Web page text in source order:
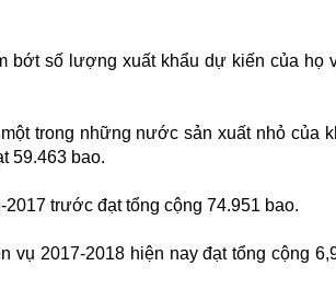
bớt số lượng xuất khẩu dự kiến của họ
trong những nước sản xuất nhỏ của
59.463 bao.
trước đạt tổng cộng 74.951 bao.
vụ 2017-2018 hiện nay đạt tổng cộng